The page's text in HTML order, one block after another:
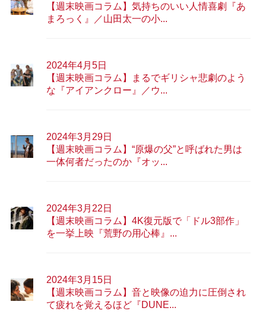
【週末映画コラム】気持ちのいい人情喜劇『あ
まろっく』／山田太一の小...
2024年4月5日
【週末映画コラム】まるでギリシャ悲劇のよう
な『アイアンクロー』／ウ...
2024年3月29日
【週末映画コラム】“原爆の父”と呼ばれた男は
一体何者だったのか『オッ...
2024年3月22日
【週末映画コラム】4K復元版で「ドル3部作」
を一挙上映『荒野の用心棒』...
2024年3月15日
【週末映画コラム】音と映像の迫力に圧倒され
て疲れを覚えるほど『DUNE...